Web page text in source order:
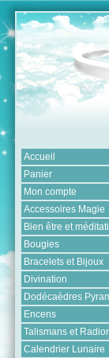
Accueil
Panier
Mon compte
Accessoires Magie
Bien être et
Bougies
Bracelets et Bijoux
Divination
Dodécaèdres
Encens
Talismans et
Calendrier Lunaire